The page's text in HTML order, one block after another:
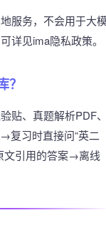
服务，不会用于大
详见ima隐私政策。
贴、真题解析PDF
复习时直接问“英二
文引用的答案→离线